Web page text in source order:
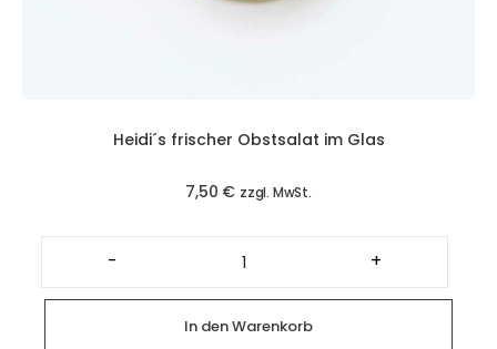
Heidi´s frischer Obstsalat im Glas
7,50 € zzgl. MwSt.
-
Heidi
´s
frischer
Obstsalat
im
Glas
Menge
+
In den Warenkorb